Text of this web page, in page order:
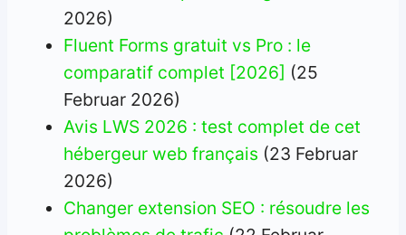
2026)
Fluent Forms gratuit vs Pro : le
comparatif complet [2026] (25
Februar 2026)
Avis LWS 2026 : test complet de cet
hébergeur web français (23 Februar
2026)
Changer extension SEO : résoudre les